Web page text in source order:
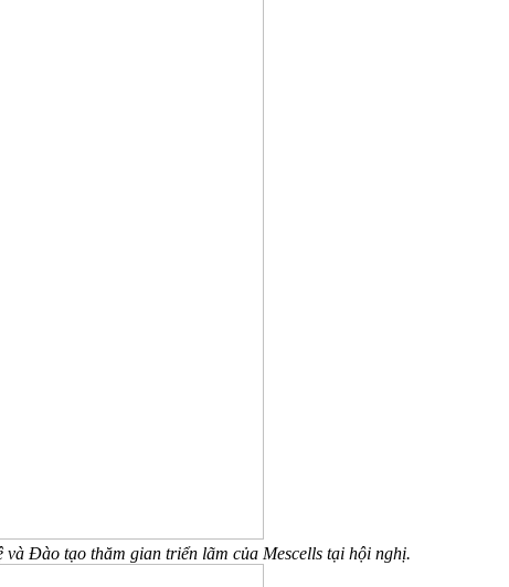
Đào tạo thăm gian triển lãm của Mescells tại hội nghị.